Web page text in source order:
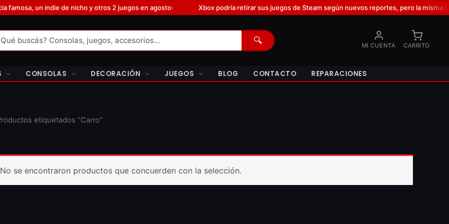
un indie de nicho y otros 2 juegos en agosto• Xbox podría retirar sus juegos de Steam según nuevos reportes, pero la misma
🔍 MI CUENTA CARRITO
CONSOLAS DECORACIÓN JUEGOS BLOG CONTACTO REPARACIONES
etiquetados “Carro”
No se encontraron productos que concuerden con la selección.